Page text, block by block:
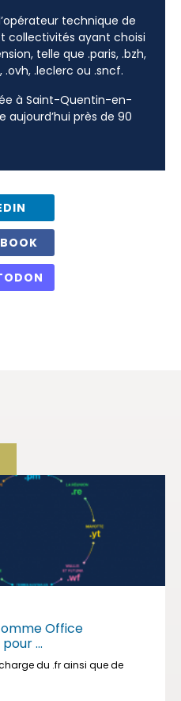
technique de
collectivités ayant choisi
telle que .paris, .bzh,
.leclerc ou .sncf.
à Saint-Quentin-en-
aujourd’hui près de 90
Office
...
du .fr ainsi que de